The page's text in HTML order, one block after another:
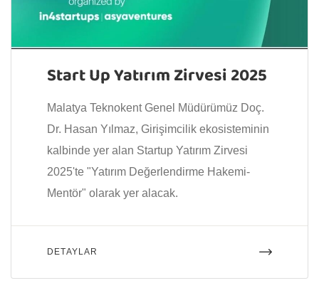
Start Up Yatırım Zirvesi 2025
Malatya Teknokent Genel Müdürümüz Doç.
Dr. Hasan Yılmaz, Girişimcilik ekosisteminin
kalbinde yer alan Startup Yatırım Zirvesi
2025'te "Yatırım Değerlendirme Hakemi-
Mentör" olarak yer alacak.
DETAYLAR